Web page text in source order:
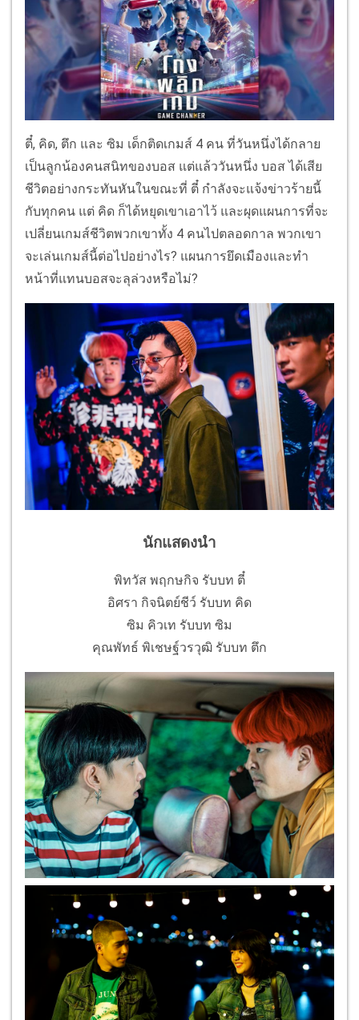
ตี๋, คิด, ตึก และ ซิม เด็กติดเกมส์ 4 คน ที่วันหนึ่งได้กลาย
เป็นลูกน้องคนสนิทของบอส แต่แล้ววันหนึ่ง บอส ได้เสีย
ชีวิตอย่างกระทันหันในขณะที่ ตี๋ กำลังจะแจ้งข่าวร้ายนี้
กับทุกคน แต่ คิด ก็ได้หยุดเขาเอาไว้ และผุดแผนการที่จะ
เปลี่ยนเกมส์ชีวิตพวกเขาทั้ง 4 คนไปตลอดกาล พวกเขา
จะเล่นเกมส์นี้ต่อไปอย่างไร? แผนการยึดเมืองและทำ
หน้าที่แทนบอสจะลุล่วงหรือไม่?
นักแสดงนำ
พิทวัส พฤกษกิจ รับบท ตี๋
อิศรา กิจนิตย์ชีว์ รับบท คิด
ซิม คิวเท รับบท ซิม
คุณพัทธ์ พิเชษฐ์วรวุฒิ รับบท ตึก